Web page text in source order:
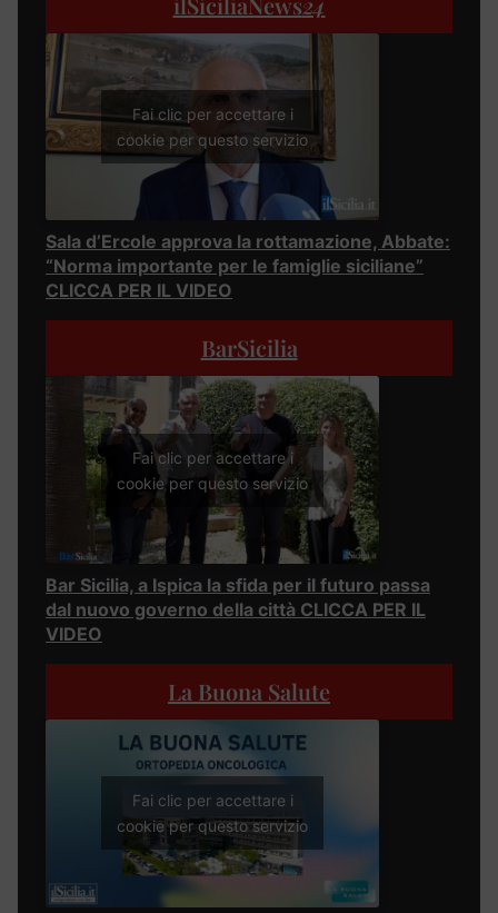
Fai clic per accettare i
cookie per questo servizio
Sala d’Ercole approva la rottamazione, Abbate:
“Norma importante per le famiglie siciliane”
CLICCA PER IL VIDEO
BarSicilia
Fai clic per accettare i
cookie per questo servizio
Bar Sicilia, a Ispica la sfida per il futuro passa
dal nuovo governo della città CLICCA PER IL
VIDEO
La Buona Salute
Fai clic per accettare i
cookie per questo servizio